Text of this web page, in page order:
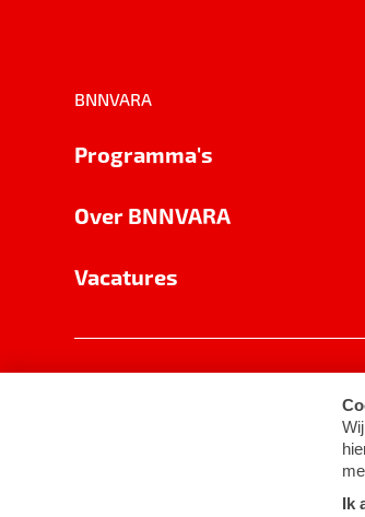
BNNVARA
Programma's
Over BNNVARA
Vacatures
Cookie-instellingen